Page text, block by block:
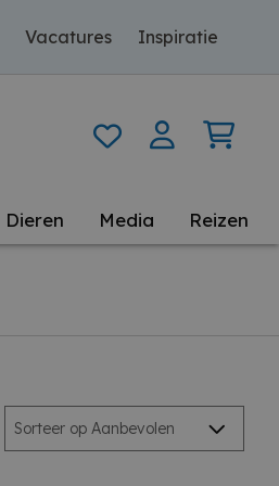
Vacatures Inspiratie
Dieren Media Reizen